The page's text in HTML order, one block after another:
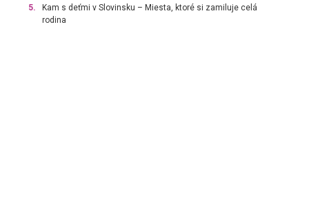
5.
Kam s deťmi v Slovinsku – Miesta, ktoré si zamiluje celá
rodina